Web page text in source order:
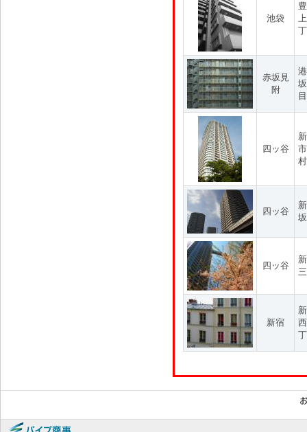
池袋
赤坂見
附
目
四ッ谷
四ッ谷
四ッ谷
新宿